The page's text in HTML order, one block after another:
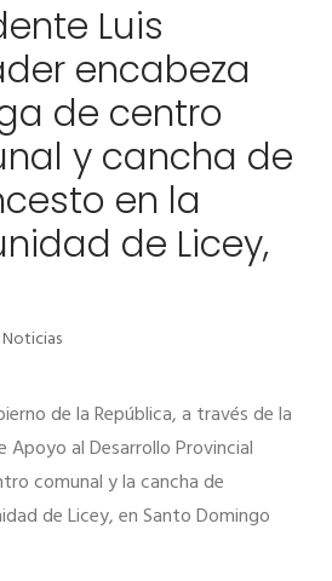
Luis
encabeza
de centro
y cancha de
en la
de Licey,
Noticias
de la República, a través de la
Apoyo al Desarrollo Provincial
comunal y la cancha de
de Licey, en Santo Domingo